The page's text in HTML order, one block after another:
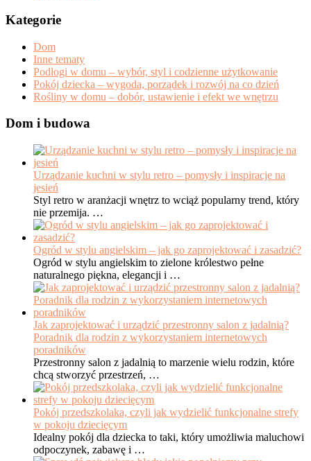
Kategorie
Dom
Inne tematy
Podłogi w domu – wybór, styl i codzienne użytkowanie
Pokój dziecka – wygoda, porządek i rozwój na co dzień
Rośliny w domu – dobór, ustawienie i efekt we wnętrzu
Dom i budowa
Urządzanie kuchni w stylu retro – pomysły i inspiracje na
jesień
Styl retro w aranżacji wnętrz to wciąż popularny trend, który
nie przemija. …
Ogród w stylu angielskim – jak go zaprojektować i zasadzić?
Ogród w stylu angielskim to zielone królestwo pełne
naturalnego piękna, elegancji i …
Jak zaprojektować i urządzić przestronny salon z jadalnią?
Poradnik dla rodzin z wykorzystaniem internetowych
poradników
Przestronny salon z jadalnią to marzenie wielu rodzin, które
chcą stworzyć przestrzeń, …
Pokój przedszkolaka, czyli jak wydzielić funkcjonalne strefy
w pokoju dziecięcym
Idealny pokój dla dziecka to taki, który umożliwia maluchowi
odpoczynek, zabawę i …